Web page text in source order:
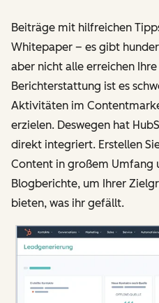
Beiträge mit hilfreichen
Whitepaper – es gibt
aber nicht alle erreichen
Berichterstattung ist es
Aktivitäten im
erzielen. Deswegen hat
direkt integriert. Erstellen
Content in großem Umfang
Blogberichte, um Ihrer
bieten, was ihr gefällt.